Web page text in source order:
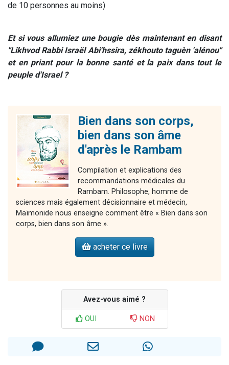
de 10 personnes au moins)
Et si vous allumiez une bougie dès maintenant en disant
"Likhvod Rabbi Israël Abi'hssira, zékhouto taguèn 'alénou"
et en priant pour la bonne santé et la paix dans tout le
peuple d'Israel ?
Bien dans son corps,
bien dans son âme
d'après le Rambam
Compilation et explications des
recommandations médicales du
Rambam. Philosophe, homme de
sciences mais également décisionnaire et médecin,
Maïmonide nous enseigne comment être « Bien dans son
corps, bien dans son âme ».
acheter ce livre
Avez-vous aimé ?
OUI NON